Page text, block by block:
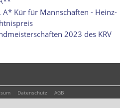
A* Kür für Mannschaften - Heinz-
2023 des KRV
Datenschutz AGB